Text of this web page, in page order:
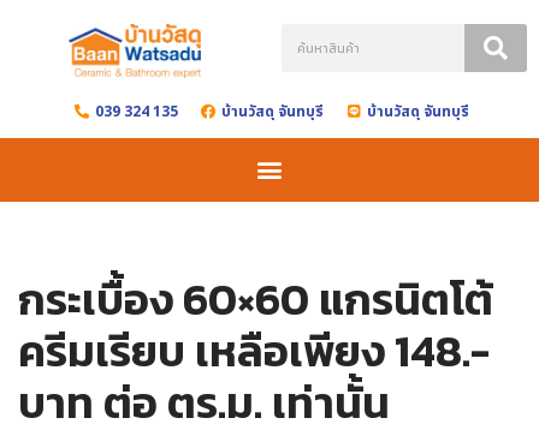
content 039 324 135 บ้านวัสดุ จันทบุรี บ้านวัสดุ จันทบุรี
กระเบื้อง 60×60 แกรนิตโต้
ครีมเรียบ เหลือเพียง 148.-
บาท ต่อ ตร.ม. เท่านั้น